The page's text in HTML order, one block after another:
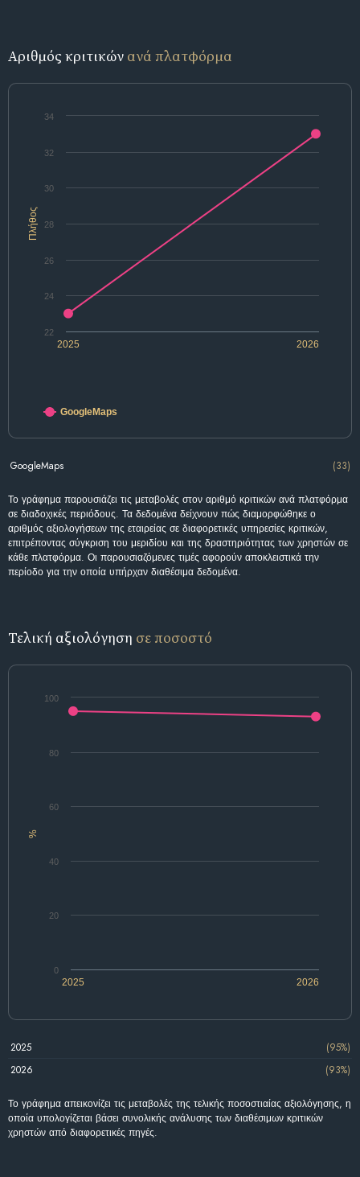
Αριθμός κριτικών ανά πλατφόρμα
Πλήθος
2025 2026
22
24
26
28
30
32
34
GoogleMaps
GoogleMaps (33)
Το γράφημα παρουσιάζει τις μεταβολές στον αριθμό κριτικών ανά πλατφόρμα
σε διαδοχικές περιόδους. Τα δεδομένα δείχνουν πώς διαμορφώθηκε ο
αριθμός αξιολογήσεων της εταιρείας σε διαφορετικές υπηρεσίες κριτικών,
επιτρέποντας σύγκριση του μεριδίου και της δραστηριότητας των χρηστών σε
κάθε πλατφόρμα. Οι παρουσιαζόμενες τιμές αφορούν αποκλειστικά την
περίοδο για την οποία υπήρχαν διαθέσιμα δεδομένα.
Τελική αξιολόγηση σε ποσοστό
%
2025 2026
0
20
40
60
80
100
2025
(95%)
2026
(93%)
Το γράφημα απεικονίζει τις μεταβολές της τελικής ποσοστιαίας αξιολόγησης, η
οποία υπολογίζεται βάσει συνολικής ανάλυσης των διαθέσιμων κριτικών
χρηστών από διαφορετικές πηγές.